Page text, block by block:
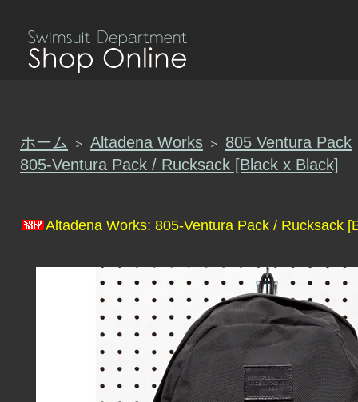
ホーム ＞ Altadena Works ＞ 805 Ventura Pack
805-Ventura Pack / Rucksack [Black x Black]
Altadena Works: 805-Ventura Pack / Rucksack